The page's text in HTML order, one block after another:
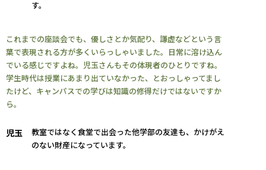
す。
これまでの座談会でも、優しさとか気配り、謙虚などという言
葉で表現される方が多くいらっしゃいました。日常に溶け込ん
でいる感じですよね。児玉さんもその体現者のひとりですね。
学生時代は授業にあまり出ていなかった、とおっしゃってまし
たけど、キャンパスでの学びは知識の修得だけではないですか
ら。
児玉
教室ではなく食堂で出会った他学部の友達も、かけがえ
のない財産になっています。